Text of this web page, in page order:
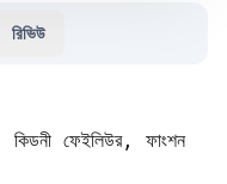
রিভিউ
ফেইলিউর, ফাংশন